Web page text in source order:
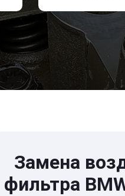
Замена
фильтра